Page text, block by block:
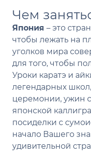
Чем
Япония – это
чтобы лежать на
уголков мира
для того, чтобы
Уроки каратэ и
легендарных
церемонии, ужин
японской
посиделки с
начало Вашего
удивительной